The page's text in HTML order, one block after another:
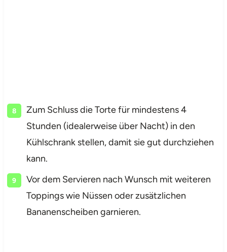
Zum Schluss die Torte für mindestens 4
Stunden (idealerweise über Nacht) in den
Kühlschrank stellen, damit sie gut durchziehen
kann.
Vor dem Servieren nach Wunsch mit weiteren
Toppings wie Nüssen oder zusätzlichen
Bananenscheiben garnieren.